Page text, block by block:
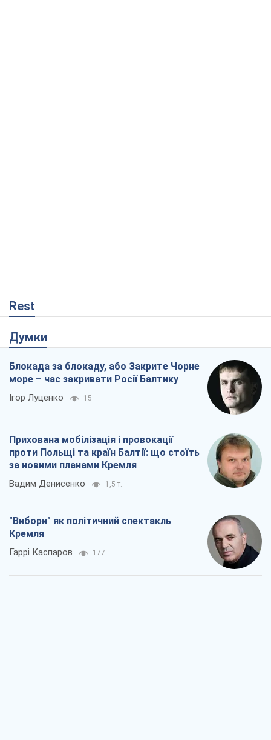
Rest
Думки
Блокада за блокаду, або Закрите Чорне
море – час закривати Росії Балтику
Ігор Луценко 15
Прихована мобілізація і провокації
проти Польщі та країн Балтії: що стоїть
за новими планами Кремля
Вадим Денисенко 1,5 т.
"Вибори" як політичний спектакль
Кремля
Гаррі Каспаров 177